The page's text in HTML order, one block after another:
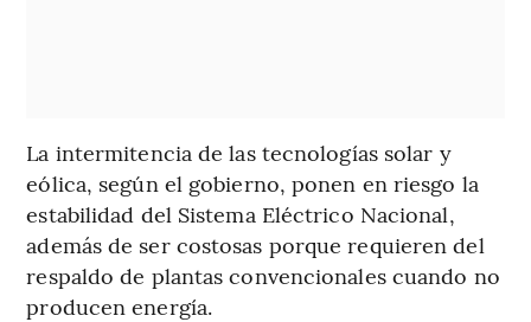
La intermitencia de las tecnologías solar y
eólica, según el gobierno, ponen en riesgo la
estabilidad del Sistema Eléctrico Nacional,
además de ser costosas porque requieren del
respaldo de plantas convencionales cuando no
producen energía.